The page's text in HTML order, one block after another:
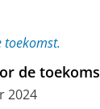
de
2024